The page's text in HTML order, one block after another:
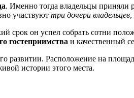
. Именно тогда владельцы приняли
участвуют три дочери владельцев,
срок он успел собрать сотни
гостеприимства и качественный
развитии. Расположение на
истории этого места.